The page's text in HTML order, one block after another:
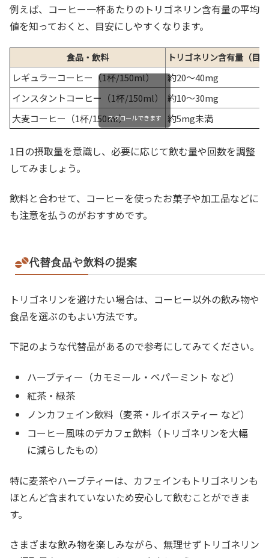
例えば、コーヒー一杯あたりのトリゴネリン含有量の平均
値を知っておくと、目安にしやすくなります。
食品・飲料 トリゴネリン含有量（目
レギュラーコーヒー（1杯/150ml）
約20〜40mg
インスタントコーヒー（1杯/150ml）
約10〜30mg
大麦コーヒー（1杯/150ml）
約5mg未満
スクロールできます
1日の摂取量を意識し、必要に応じて飲む量や回数を調整
してみましょう。
飲料と合わせて、コーヒーを使ったお菓子や加工品などに
も注意を払うのがおすすめです。
代替食品や飲料の提案
トリゴネリンを避けたい場合は、コーヒー以外の飲み物や
食品を選ぶのもよい方法です。
下記のような代替品があるので参考にしてみてください。
ハーブティー（カモミール・ペパーミント など）
紅茶・緑茶
ノンカフェイン飲料（麦茶・ルイボスティー など）
コーヒー風味のデカフェ飲料（トリゴネリンを大幅
に減らしたもの）
特に麦茶やハーブティーは、カフェインもトリゴネリンも
ほとんど含まれていないため安心して飲むことができま
す。
さまざまな飲み物を楽しみながら、無理せずトリゴネリン